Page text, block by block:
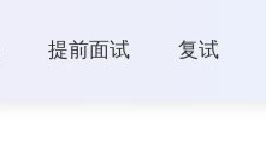
提前面试 复试